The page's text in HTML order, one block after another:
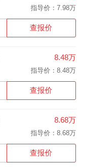
指导价：7.98万
查报价
8.48万
指导价：8.48万
查报价
8.68万
指导价：8.68万
查报价